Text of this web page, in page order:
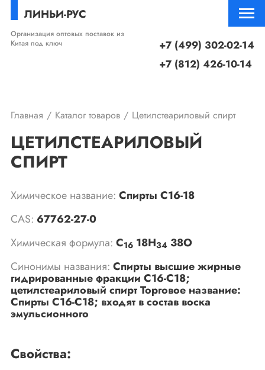
ЛИНЬИ-РУС
Организация оптовых поставок из
Китая под ключ
+7 (499) 302-02-14
+7 (812) 426-10-14
Главная Каталог товаров Цетилстеариловый спирт
ЦЕТИЛСТЕАРИЛОВЫЙ
СПИРТ
Химическое название: Спирты C16-18
CAS: 67762-27-0
Химическая формула: C16 18H34 38O
Синонимы названия: Спирты высшие жирные
гидрированные фракции С16-С18;
цетилстеариловый спирт Торговое название:
Спирты C16-C18; входят в состав воска
эмульсионного
Свойства: